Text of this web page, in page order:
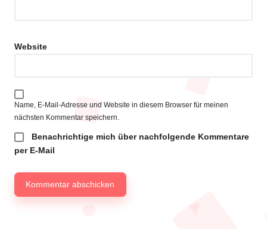
Website
Name, E-Mail-Adresse und Website in diesem Browser für meinen
nächsten Kommentar speichern.
Benachrichtige mich über nachfolgende Kommentare
per E-Mail